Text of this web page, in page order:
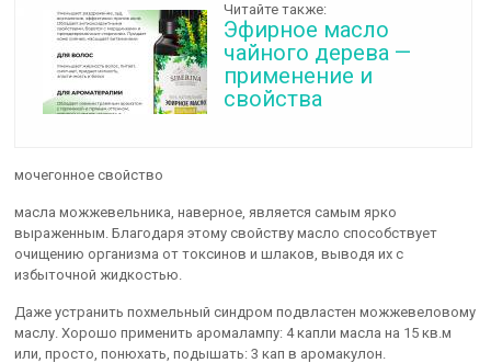
Читайте также:
Эфирное масло
чайного дерева —
применение и
свойства
мочегонное свойство
масла можжевельника, наверное, является самым ярко
выраженным. Благодаря этому свойству масло способствует
очищению организма от токсинов и шлаков, выводя их с
избыточной жидкостью.
Даже устранить похмельный синдром подвластен можжевеловому
маслу. Хорошо применить аромалампу: 4 капли масла на 15 кв.м
или, просто, понюхать, подышать: 3 кап в аромакулон.